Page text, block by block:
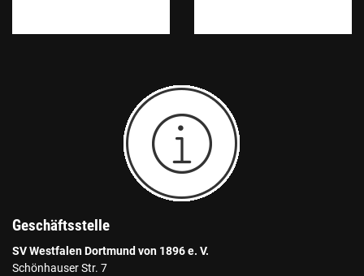
Geschäftsstelle
SV Westfalen Dortmund von 1896 e. V.
Schönhauser Str. 7